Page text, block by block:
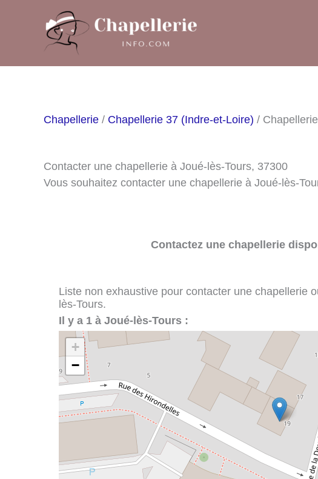
Chapellerie / Chapellerie 37 (Indre-et-Loire) /
Contacter une chapellerie à Joué-lès-Tours, 37300
Vous souhaitez contacter une chapellerie à Joué-lès-
Contactez une chapellerie
Liste non exhaustive pour contacter une chapellerie
lès-Tours.
Il y a 1 à Joué-lès-Tours :
+
−